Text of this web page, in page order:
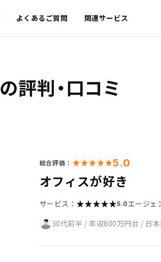
よくあるご質問 関連サービス
の評判・口コミ
総合評価： 5.0
オフィスが好き
サービス： 5.0エージェ
30代前半 /年収800万円台 / 日